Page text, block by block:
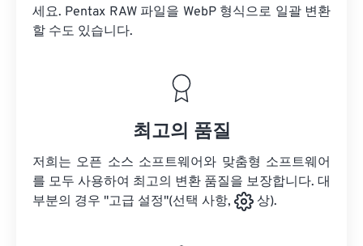
세요. Pentax RAW 파일을 WebP 형식으로 일괄 변환
할 수도 있습니다.
최고의 품질
저희는 오픈 소스 소프트웨어와 맞춤형 소프트웨어
를 모두 사용하여 최고의 변환 품질을 보장합니다. 대
부분의 경우 "고급 설정"(선택 사항,
상).